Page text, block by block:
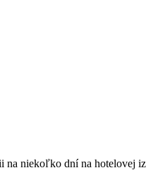
na niekoľko dní na hotelovej